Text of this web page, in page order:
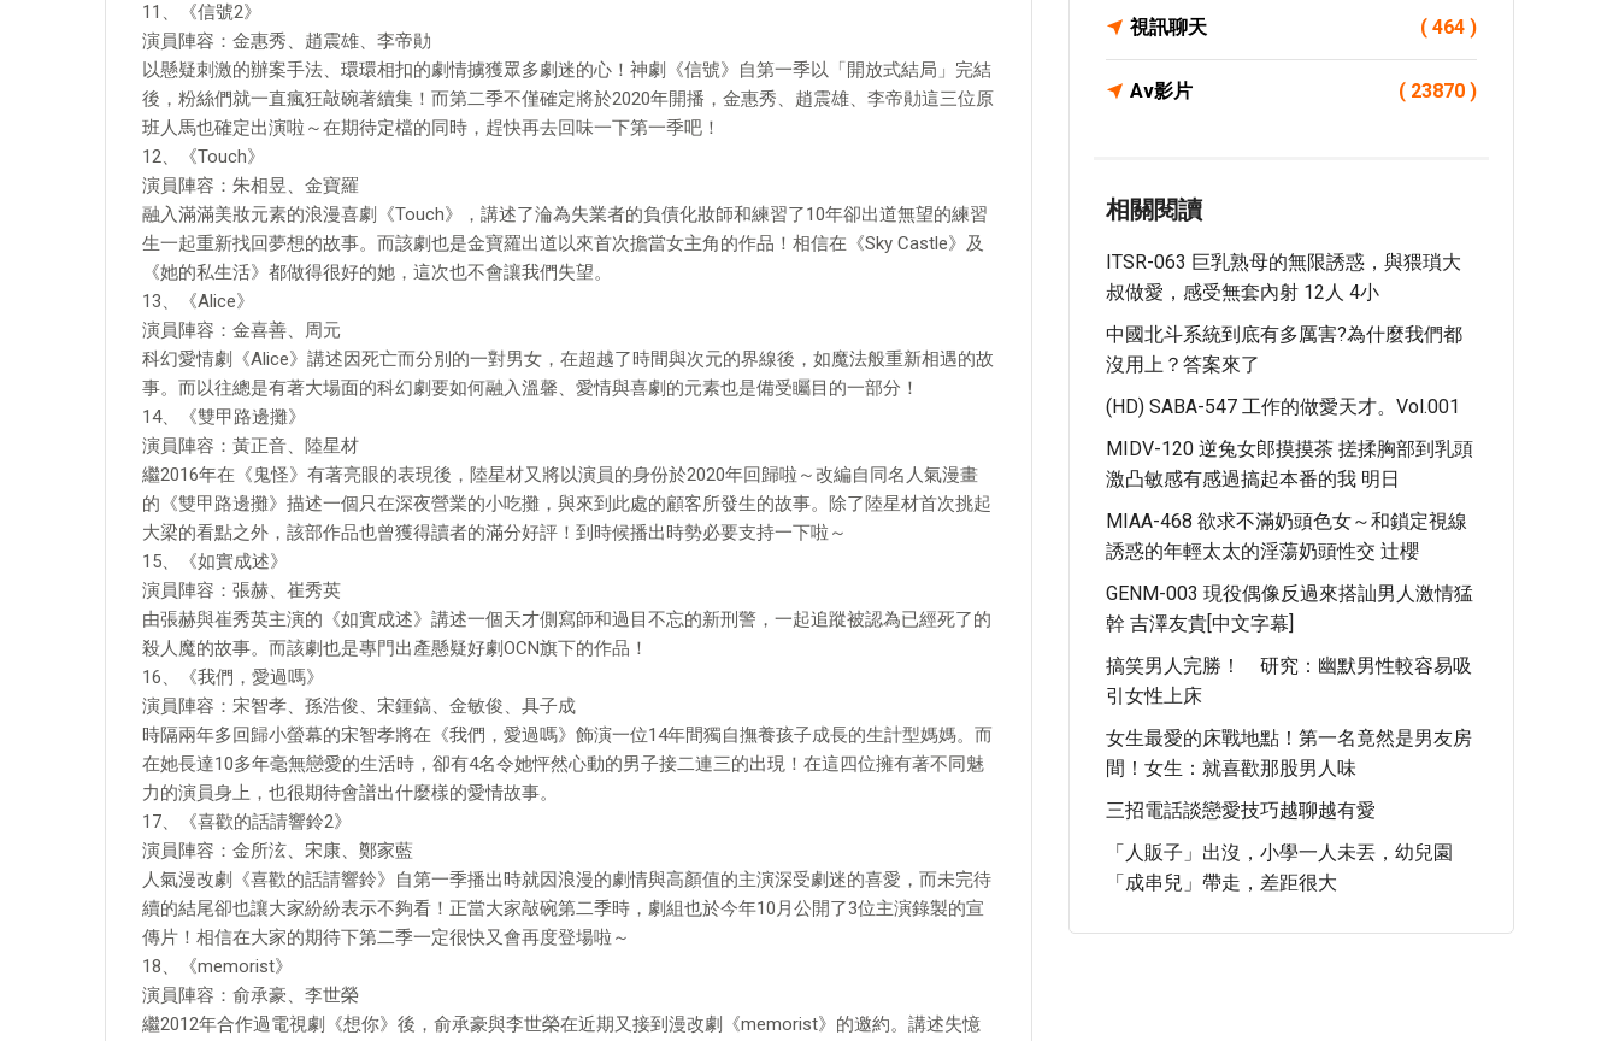
11、《信號2》
演員陣容：金惠秀、趙震雄、李帝勛
以懸疑刺激的辦案手法、環環相扣的劇情擄獲眾多劇迷的心！神劇《信號》自第一季以「開放式結局」完結
後，粉絲們就一直瘋狂敲碗著續集！而第二季不僅確定將於2020年開播，金惠秀、趙震雄、李帝勛這三位原
班人馬也確定出演啦～在期待定檔的同時，趕快再去回味一下第一季吧！
12、《Touch》
演員陣容：朱相昱、金寶羅
融入滿滿美妝元素的浪漫喜劇《Touch》，講述了淪為失業者的負債化妝師和練習了10年卻出道無望的練習
生一起重新找回夢想的故事。而該劇也是金寶羅出道以來首次擔當女主角的作品！相信在《Sky Castle》及
《她的私生活》都做得很好的她，這次也不會讓我們失望。
13、《Alice》
演員陣容：金喜善、周元
科幻愛情劇《Alice》講述因死亡而分別的一對男女，在超越了時間與次元的界線後，如魔法般重新相遇的故
事。而以往總是有著大場面的科幻劇要如何融入溫馨、愛情與喜劇的元素也是備受矚目的一部分！
14、《雙甲路邊攤》
演員陣容：黃正音、陸星材
繼2016年在《鬼怪》有著亮眼的表現後，陸星材又將以演員的身份於2020年回歸啦～改編自同名人氣漫畫
的《雙甲路邊攤》描述一個只在深夜營業的小吃攤，與來到此處的顧客所發生的故事。除了陸星材首次挑起
大梁的看點之外，該部作品也曾獲得讀者的滿分好評！到時候播出時勢必要支持一下啦～
15、《如實成述》
演員陣容：張赫、崔秀英
由張赫與崔秀英主演的《如實成述》講述一個天才側寫師和過目不忘的新刑警，一起追蹤被認為已經死了的
殺人魔的故事。而該劇也是專門出產懸疑好劇OCN旗下的作品！
16、《我們，愛過嗎》
演員陣容：宋智孝、孫浩俊、宋鍾鎬、金敏俊、具子成
時隔兩年多回歸小螢幕的宋智孝將在《我們，愛過嗎》飾演一位14年間獨自撫養孩子成長的生計型媽媽。而
在她長達10多年毫無戀愛的生活時，卻有4名令她怦然心動的男子接二連三的出現！在這四位擁有著不同魅
力的演員身上，也很期待會譜出什麼樣的愛情故事。
17、《喜歡的話請響鈴2》
演員陣容：金所泫、宋康、鄭家藍
人氣漫改劇《喜歡的話請響鈴》自第一季播出時就因浪漫的劇情與高顏值的主演深受劇迷的喜愛，而未完待
續的結尾卻也讓大家紛紛表示不夠看！正當大家敲碗第二季時，劇組也於今年10月公開了3位主演錄製的宣
傳片！相信在大家的期待下第二季一定很快又會再度登場啦～
18、《memorist》
演員陣容：俞承豪、李世榮
繼2012年合作過電視劇《想你》後，俞承豪與李世榮在近期又接到漫改劇《memorist》的邀約。講述失憶
視訊聊天 ( 464 )
Av影片 ( 23870 )
相關閱讀
ITSR-063 巨乳熟母的無限誘惑，與猥瑣大
叔做愛，感受無套內射 12人 4小
中國北斗系統到底有多厲害?為什麼我們都
沒用上？答案來了
(HD) SABA-547 工作的做愛天才。Vol.001
MIDV-120 逆兔女郎摸摸茶 搓揉胸部到乳頭
激凸敏感有感過搞起本番的我 明日
MIAA-468 欲求不滿奶頭色女～和鎖定視線
誘惑的年輕太太的淫蕩奶頭性交 辻櫻
GENM-003 現役偶像反過來搭訕男人激情猛
幹 吉澤友貴[中文字幕]
搞笑男人完勝！ 研究：幽默男性較容易吸
引女性上床
女生最愛的床戰地點！第一名竟然是男友房
間！女生：就喜歡那股男人味
三招電話談戀愛技巧越聊越有愛
「人販子」出沒，小學一人未丟，幼兒園
「成串兒」帶走，差距很大